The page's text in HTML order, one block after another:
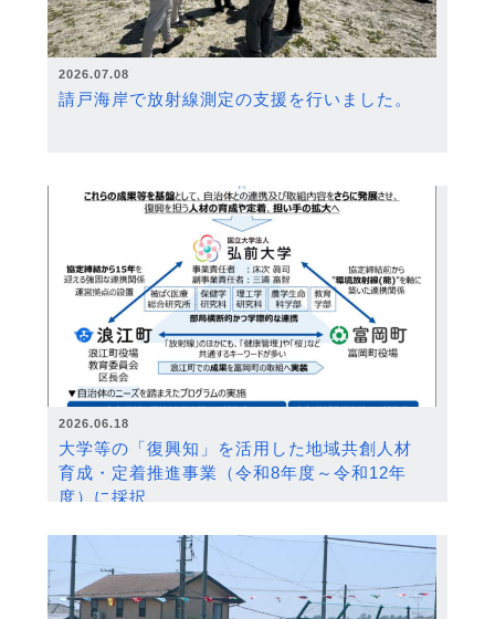
2026.07.08
請戸海岸で放射線測定の支援を行いました。
2026.06.18
大学等の「復興知」を活用した地域共創人材
育成・定着推進事業（令和8年度～令和12年
度）に採択